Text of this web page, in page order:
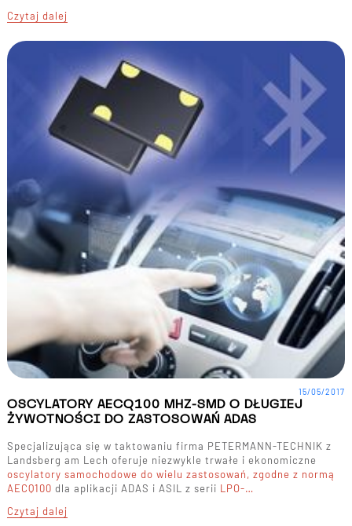
Czytaj dalej
OSCYLATORY AECQ100 MHZ-SMD O DŁUGIEJ
ŻYWOTNOŚCI DO ZASTOSOWAŃ ADAS
Specjalizująca się w taktowaniu firma PETERMANN-TECHNIK z
Landsberg am Lech oferuje niezwykle trwałe i ekonomiczne
oscylatory samochodowe do wielu zastosowań, zgodne z normą
AECQ100 dla aplikacji ADAS i ASIL z serii LPO-…
Czytaj dalej
15/05/2017